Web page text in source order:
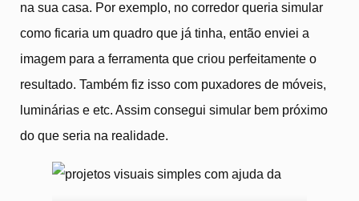
na sua casa. Por exemplo, no corredor queria simular
como ficaria um quadro que já tinha, então enviei a
imagem para a ferramenta que criou perfeitamente o
resultado. Também fiz isso com puxadores de móveis,
luminárias e etc. Assim consegui simular bem próximo
do que seria na realidade.